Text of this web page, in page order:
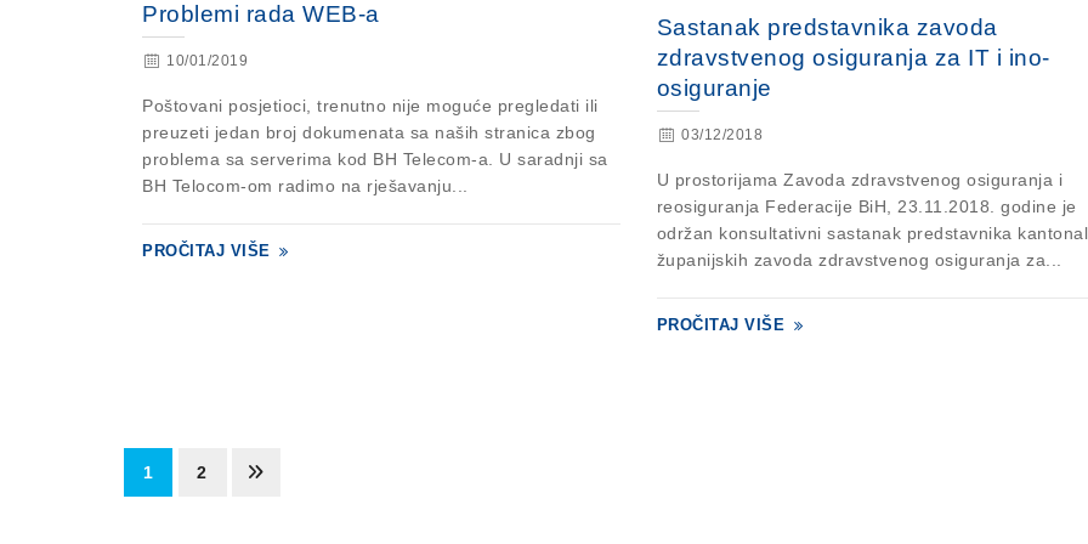
Problemi rada WEB-a
10/01/2019
Poštovani posjetioci, trenutno nije moguće pregledati ili
preuzeti jedan broj dokumenata sa naših stranica zbog
problema sa serverima kod BH Telecom-a. U saradnji sa
BH Telocom-om radimo na rješavanju...
PROČITAJ VIŠE
Sastanak predstavnika zavoda
zdravstvenog osiguranja za IT i ino-
osiguranje
03/12/2018
U prostorijama Zavoda zdravstvenog osiguranja i
reosiguranja Federacije BiH, 23.11.2018. godine je
održan konsultativni sastanak predstavnika
županijskih zavoda zdravstvenog osiguranja za...
PROČITAJ VIŠE
1 2